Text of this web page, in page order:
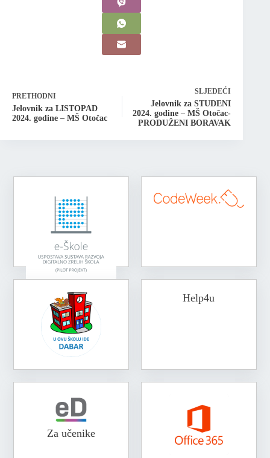
PRETHODNI
Jelovnik za LISTOPAD
2024. godine – MŠ Otočac
SLJEDEĆI
Jelovnik za STUDENI
2024. godine – MŠ Otočac-
PRODUŽENI BORAVAK
Help4u
Za učenike